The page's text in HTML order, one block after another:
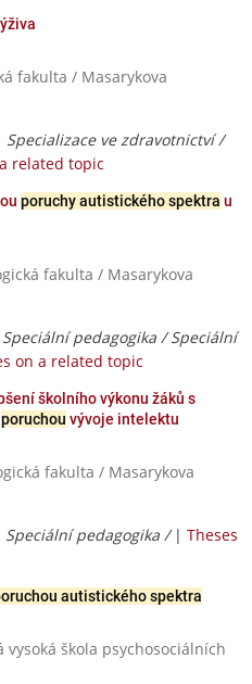
fakulta / Masarykova
Specializace ve zdravotnictví /
related topic
poruchy autistického spektra u
fakulta / Masarykova
Speciální pedagogika / Speciální
on a related topic
školního výkonu žáků s
poruchou vývoje intelektu
fakulta / Masarykova
Speciální pedagogika / | Theses
autistického spektra
vysoká škola psychosociálních